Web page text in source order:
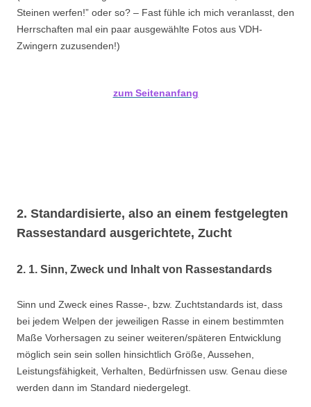
Steinen werfen!” oder so? – Fast fühle ich mich veranlasst, den
Herrschaften mal ein paar ausgewählte Fotos aus VDH-
Zwingern zuzusenden!)
zum Seitenanfang
2. Standardisierte, also an einem festgelegten
Rassestandard ausgerichtete, Zucht
2. 1. Sinn, Zweck und Inhalt von Rassestandards
Sinn und Zweck eines Rasse-, bzw. Zuchtstandards ist, dass
bei jedem Welpen der jeweiligen Rasse in einem bestimmten
Maße Vorhersagen zu seiner weiteren/späteren Entwicklung
möglich sein sein sollen hinsichtlich Größe, Aussehen,
Leistungsfähigkeit, Verhalten, Bedürfnissen usw. Genau diese
werden dann im Standard niedergelegt.